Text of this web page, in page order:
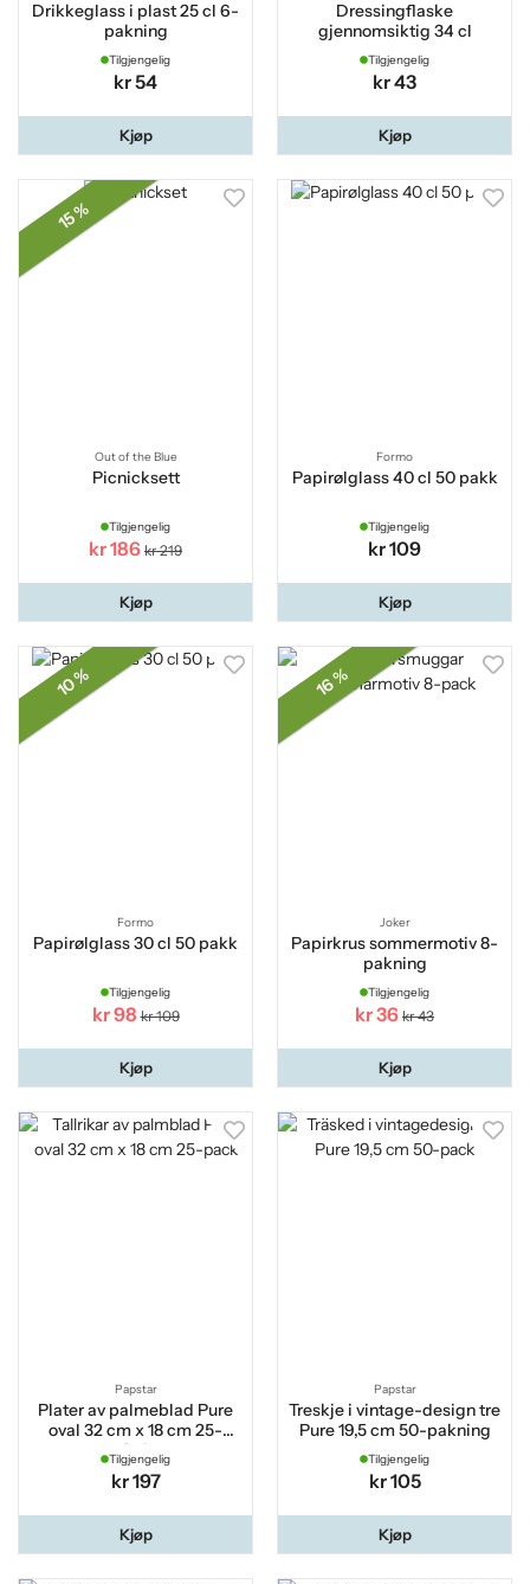
Drikkeglass i plast 25 cl 6-
pakning
Tilgjengelig
kr 54
Kjøp
Dressingflaske
gjennomsiktig 34 cl
Tilgjengelig
kr 43
Kjøp
15 %
Out of the Blue
Picnicksett
Tilgjengelig
kr 186 kr 219
Kjøp
Formo
Papirølglass 40 cl 50 pakk
Tilgjengelig
kr 109
Kjøp
10 %
Formo
Papirølglass 30 cl 50 pakk
Tilgjengelig
kr 98 kr 109
Kjøp
16 %
Joker
Papirkrus sommermotiv 8-
pakning
Tilgjengelig
kr 36 kr 43
Kjøp
Papstar
Plater av palmeblad Pure
oval 32 cm x 18 cm 25-
pakning
Tilgjengelig
kr 197
Kjøp
Papstar
Treskje i vintage-design tre
Pure 19,5 cm 50-pakning
Tilgjengelig
kr 105
Kjøp